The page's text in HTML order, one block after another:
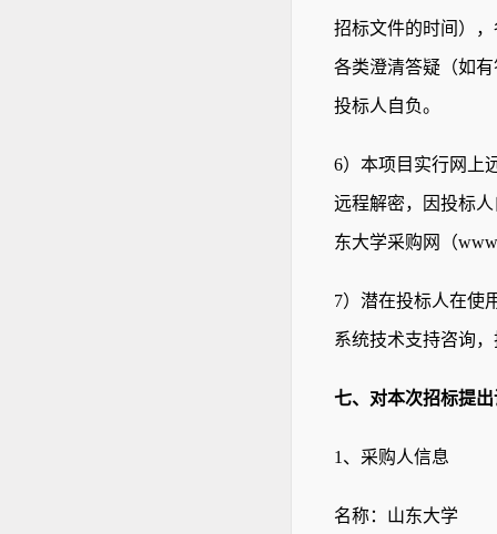
招标文件的时间）
各类澄清答疑（如
投标人自负。
6）本项目实行网上
远程解密，因投标
东大学采购网（
7）潜在投标人在使
系统技术支持咨询
七、对本次招标提
1 、采购人信息
名称：山东大学